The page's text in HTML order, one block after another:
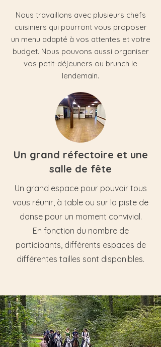
Nous travaillons avec plusieurs chefs
cuisiniers qui pourront vous proposer
un menu adapté à vos attentes et votre
budget. Nous pouvons aussi organiser
vos petit-déjeuners ou brunch le
lendemain.​
Un grand réfectoire et une
salle de fête
Un grand espace pour pouvoir tous
vous réunir, à table ou sur la piste de
danse pour un moment convivial.
En fonction du nombre de
participants, différents espaces de
différentes tailles sont disponibles.